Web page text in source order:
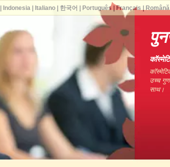
उच्च
साथ।
Indonesia| Italiano| 한국어 Português Français Română|